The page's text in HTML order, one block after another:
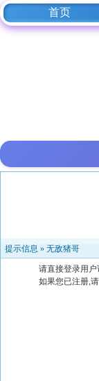
首页
提示信息 » 无敌猪哥
请直接登录用
如果您已注册,